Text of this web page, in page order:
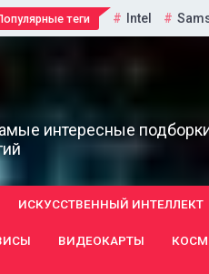
теги Intel
интересные
ИСКУССТВЕННЫЙ ИНТЕЛЛЕКТ
ВИДЕОКАРТЫ